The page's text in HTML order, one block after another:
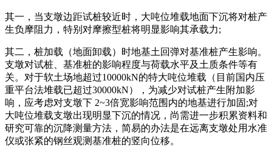
其一，当支墩边距试桩较近时，大吨位堆载地面下沉将对桩产
生负摩阻力，特别对摩擦型桩将明显影响其承载力;
其二，桩加载（地面卸载）时地基土回弹对基准桩产生影响。
支墩对试桩、基准桩的影响程度与荷载水平及土质条件等有
关。对于软土场地超过10000kN的特大吨位堆载（目前国内压
重平台法堆载已超过30000kN），为减少对试桩产生附加影
响，应考虑对支墩下 2~3倍宽影响范围内的地基进行加固;对
大吨位堆载支墩出现明显下沉的情况，尚需进一步积累资料和
研究可靠的沉降测量方法，简易的办法是在远离支墩处用水准
仪或张紧的钢丝观测基准桩的竖向位移。